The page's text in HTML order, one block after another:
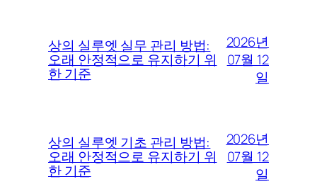
상의 실루엣 실무 관리 방법:
오래 안정적으로 유지하기 위
한 기준
2026년
07월 12
일
상의 실루엣 기초 관리 방법:
오래 안정적으로 유지하기 위
한 기준
2026년
07월 12
일